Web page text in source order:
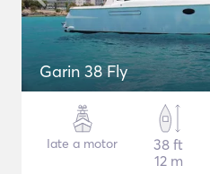
Garin 38 Fly
Iate a motor
38 ft
12 m